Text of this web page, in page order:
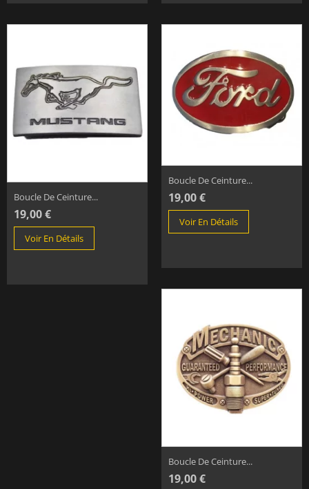
Boucle De Ceinture...
19,00 €
Voir En Détails
Boucle De Ceinture...
19,00 €
Voir En Détails
Boucle De Ceinture...
19,00 €